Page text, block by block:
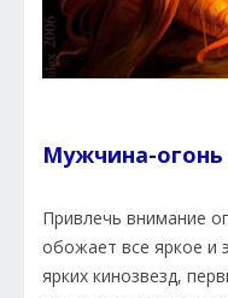
Мужчина-огонь
Привлечь внимание
обожает все яркое и
ярких кинозвезд,